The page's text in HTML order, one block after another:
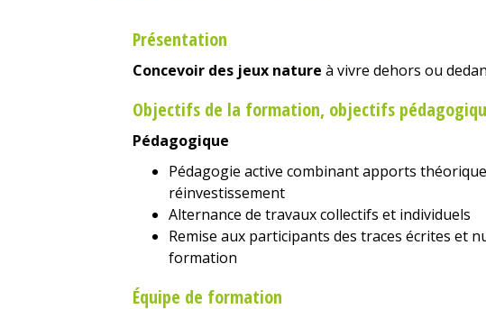
Présentation
Concevoir des jeux nature à vivre dehors ou
Objectifs de la formation, objectifs
Pédagogique
Pédagogie active combinant apports
réinvestissement
Alternance de travaux collectifs et individuels
Remise aux participants des traces écrites et
formation
Équipe de formation